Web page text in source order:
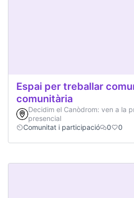
Espai per treballar
comunitària
Decidim el Canòdrom: ven a la
presencial
Comunitat i participació
0 0